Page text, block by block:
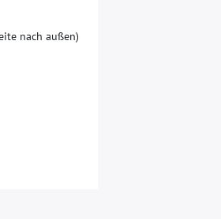
ite nach außen)